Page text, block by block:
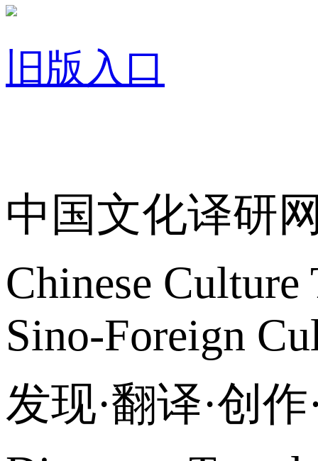
旧版入口
中国文化译研
Chinese
Sino-Foreign
发现·翻译·创